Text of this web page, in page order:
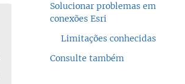
Solucionar problemas em
conexões Esri
Limitações conhecidas
Consulte também